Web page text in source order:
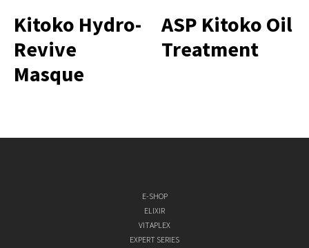
Kitoko Hydro-
Revive
Masque
ASP Kitoko Oil
Treatment
E-SHOP
ELIXIR
VITAPLEX
EXPERT SERIES